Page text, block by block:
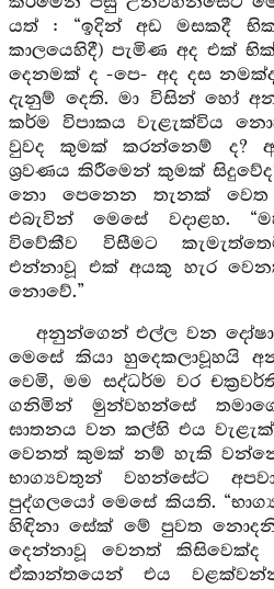
යත් : “ඉදින් අඩ මසකදී
කාලයෙහිදී) පැමිණ අද එක්
දෙනමක් ද -පෙ- අද දස
දැනුම් දෙති. මා විසින් හෝ
කර්ම විපාකය වැළැක්විය
වුවද කුමක් කරන්නෙම් ද?
ශ්‍රවණය කිරීමෙන් කුමක්
නො පෙනෙන තැනක් වෙත
එබැවින් මෙසේ වදාළහ.
විවේකීව විසීමට
එන්නාවූ එක් අයකු හැර
නොවේ.”
අනුන්ගෙන් එල්ල වන
මෙසේ කියා හුදෙකලාවූහයි
වෙමි, මම සද්ධර්ම වර
ගනිමින් මුන්වහන්සේ
ඝාතනය වන කල්හි එය
වෙනත් කුමක් නම් හැකි
භාග්‍යවතුන් වහන්සේට
පුද්ගලයෝ මෙසේ කියති.
හිඳිනා සේක් මේ පුවත
දෙන්නාවූ වෙනත්
ඒකාන්තයෙන් එය